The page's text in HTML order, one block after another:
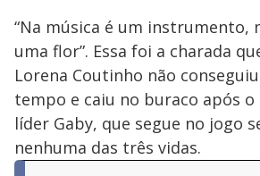
“Na música é um instrumento,
uma flor”. Essa foi a charada
Lorena Coutinho não
tempo e caiu no buraco após o
líder Gaby, que segue no jogo
nenhuma das três vidas.